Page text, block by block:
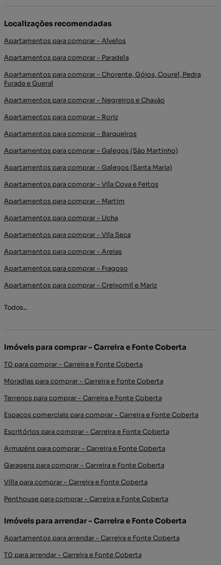
Localizações recomendadas
Apartamentos para comprar - Alvelos
Apartamentos para comprar - Paradela
Apartamentos para comprar - Chorente, Góios, Courel, Pedra
Furada e Gueral
Apartamentos para comprar - Negreiros e Chavão
Apartamentos para comprar - Roriz
Apartamentos para comprar - Barqueiros
Apartamentos para comprar - Galegos (São Martinho)
Apartamentos para comprar - Galegos (Santa Maria)
Apartamentos para comprar - Vila Cova e Feitos
Apartamentos para comprar - Martim
Apartamentos para comprar - Ucha
Apartamentos para comprar - Vila Seca
Apartamentos para comprar - Areias
Apartamentos para comprar - Fragoso
Apartamentos para comprar - Creixomil e Mariz
Todos...
Imóveis para comprar - Carreira e Fonte Coberta
T0 para comprar - Carreira e Fonte Coberta
Moradias para comprar - Carreira e Fonte Coberta
Terrenos para comprar - Carreira e Fonte Coberta
Espaços comerciais para comprar - Carreira e Fonte Coberta
Escritórios para comprar - Carreira e Fonte Coberta
Armazéns para comprar - Carreira e Fonte Coberta
Garagens para comprar - Carreira e Fonte Coberta
Villa para comprar - Carreira e Fonte Coberta
Penthouse para comprar - Carreira e Fonte Coberta
Imóveis para arrendar - Carreira e Fonte Coberta
Apartamentos para arrendar - Carreira e Fonte Coberta
T0 para arrendar - Carreira e Fonte Coberta